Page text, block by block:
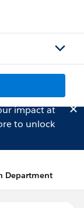
impact at
to unlock
Department